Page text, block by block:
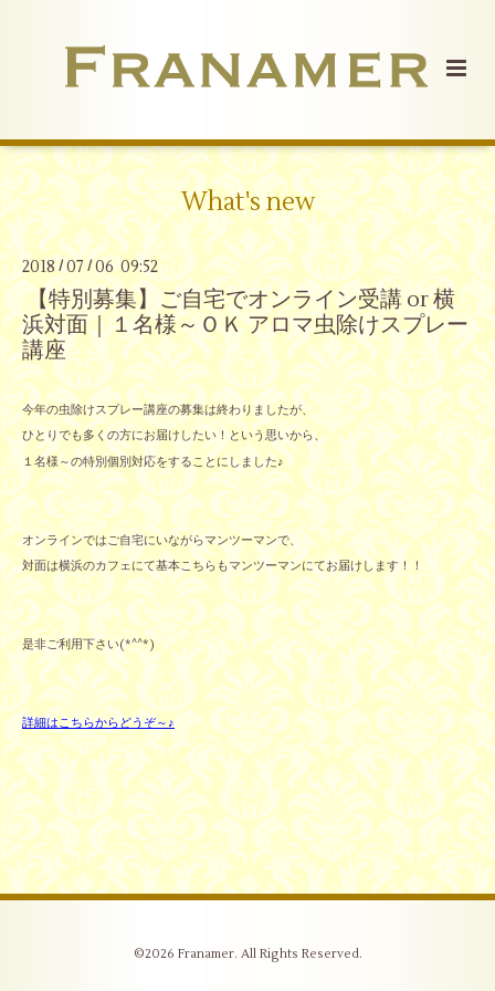
What's new
2018/07 /06 09:52
【特別募集】ご自宅でオンライン受講 or 横
浜対面｜１名様～ＯＫ アロマ虫除けスプレー
講座
今年の虫除けスプレー講座の募集は終わりましたが、
ひとりでも多くの方にお届けしたい！という思いから、
１名様～の特別個別対応をすることにしました♪
オンラインではご自宅にいながらマンツーマンで、
対面は横浜のカフェにて基本こちらもマンツーマンにてお届けします！！
是非ご利用下さい(*^^*)
詳細はこちらからどうぞ～♪
©2026 Franamer. All Rights Reserved.